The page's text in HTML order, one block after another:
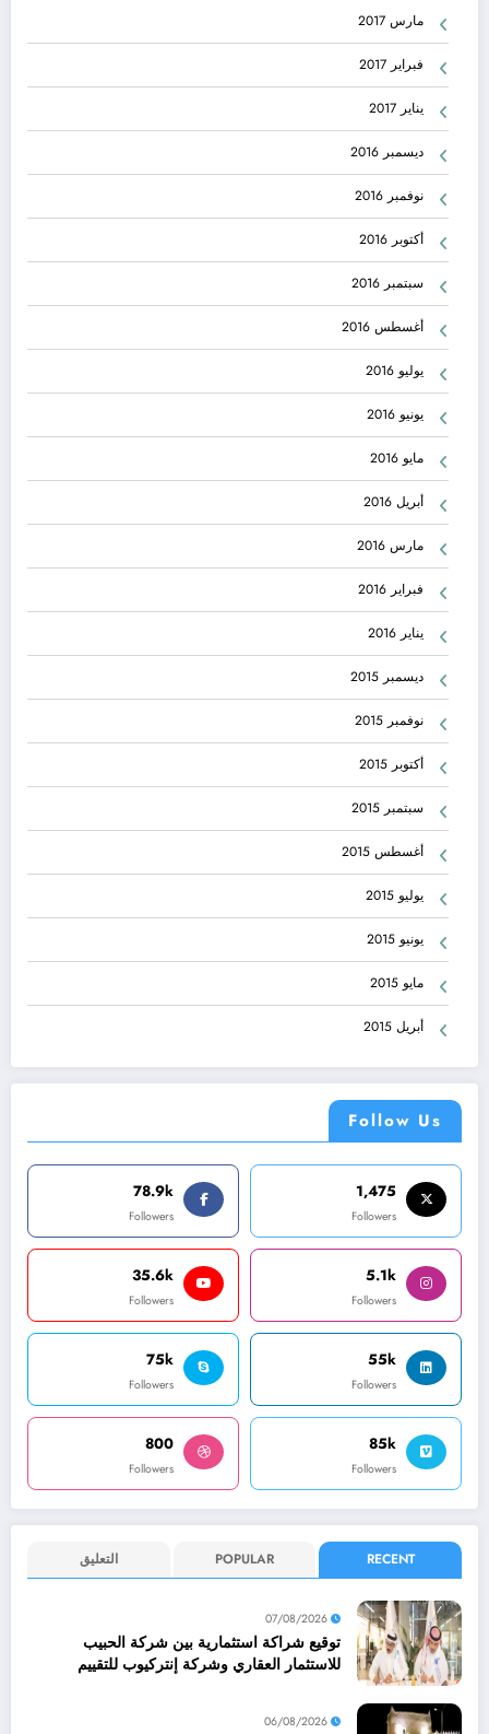
مارس 2017
فبراير 2017
يناير 2017
ديسمبر 2016
نوفمبر 2016
أكتوبر 2016
سبتمبر 2016
أغسطس 2016
يوليو 2016
يونيو 2016
مايو 2016
أبريل 2016
مارس 2016
فبراير 2016
يناير 2016
ديسمبر 2015
نوفمبر 2015
أكتوبر 2015
سبتمبر 2015
أغسطس 2015
يوليو 2015
يونيو 2015
مايو 2015
أبريل 2015
Follow Us
1,475
Followers
78.9k
Followers
5.1k
Followers
35.6k
Followers
55k
Followers
75k
Followers
85k
Followers
800
Followers
RECENT
POPULAR التعليق
07/08/2026
توقيع شراكة استثمارية بين شركة الحبيب
للاستثمار العقاري وشركة إنتركيوب للتقييم
06/08/2026